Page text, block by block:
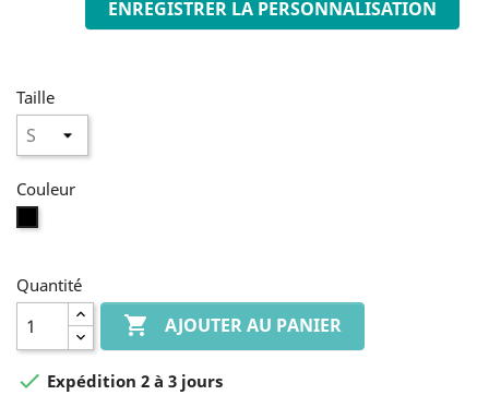
ENREGISTRER LA PERSONNALISATION
Taille
Couleur
Quantité
 AJOUTER AU PANIER
 Expédition 2 à 3 jours